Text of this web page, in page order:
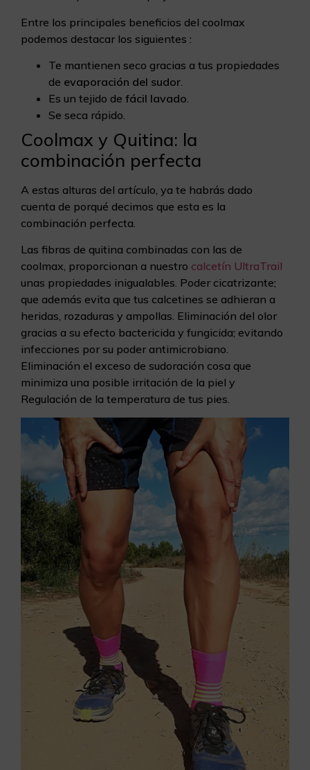
Entre los principales beneficios del coolmax
podemos destacar los siguientes :
Te mantienen seco gracias a tus propiedades
de evaporación del sudor
Es un tejido de fácil lavado
Se seca rápido.
Coolmax y Quitina: la
combinación perfecta
A estas alturas del artículo, ya te habrás dado
cuenta de porqué decimos que esta es la
combinación perfecta.
Las fibras de quitina combinadas con las de
coolmax, proporcionan a nuestro calcetín UltraTrail
unas propiedades inigualables. Poder cicatrizante;
que además evita que tus calcetines se adhieran a
heridas, rozaduras y ampollas. Eliminación del olor
gracias a su efecto bactericida y fungicida; evitando
infecciones por su poder antimicrobiano.
Eliminación el exceso de sudoración cosa que
minimiza una posible irritación de la piel y
Regulación de la temperatura de tus pies.